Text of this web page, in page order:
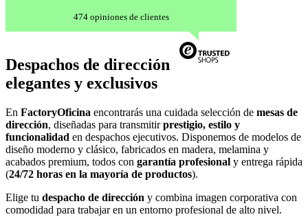
474 opiniones de clientes
Despachos de dirección
elegantes y exclusivos
En FactoryOficina encontrarás una cuidada selección de mesas de
dirección, diseñadas para transmitirprestigio, estilo y
funcionalidad en despachos ejecutivos. Disponemos de modelos de
diseño moderno y clásico, fabricados en madera, melamina y
acabados premium, todos con garantía profesional y entrega rápida
(24/72 horas en la mayoría de productos).
Elige tu despacho de dirección y combina imagen corporativa con
comodidad para trabajar en un entorno profesional de alto nivel.